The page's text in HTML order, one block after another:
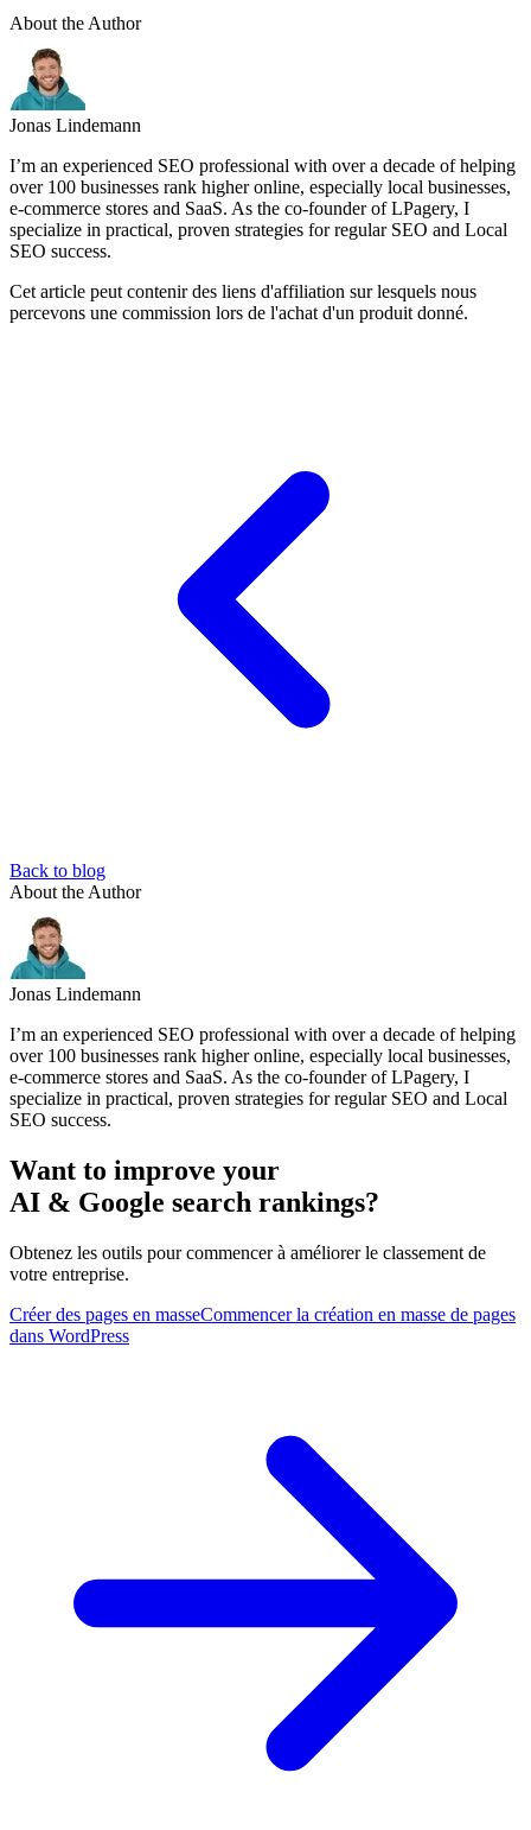
About the Author
Jonas Lindemann
I’m an experienced SEO professional with over a decade of helping
over 100 businesses rank higher online, especially local businesses,
e-commerce stores and SaaS. As the co-founder of LPagery, I
specialize in practical, proven strategies for regular SEO and Local
SEO success.
Cet article peut contenir des liens d'affiliation sur lesquels nous
percevons une commission lors de l'achat d'un produit donné.
Back to blog
About the Author
Jonas Lindemann
I’m an experienced SEO professional with over a decade of helping
over 100 businesses rank higher online, especially local businesses,
e-commerce stores and SaaS. As the co-founder of LPagery, I
specialize in practical, proven strategies for regular SEO and Local
SEO success.
Want to improve your
AI & Google search rankings?
Obtenez les outils pour commencer à améliorer le classement de
votre entreprise.
Créer des pages en masseCommencer la création en masse de pages
dans WordPress